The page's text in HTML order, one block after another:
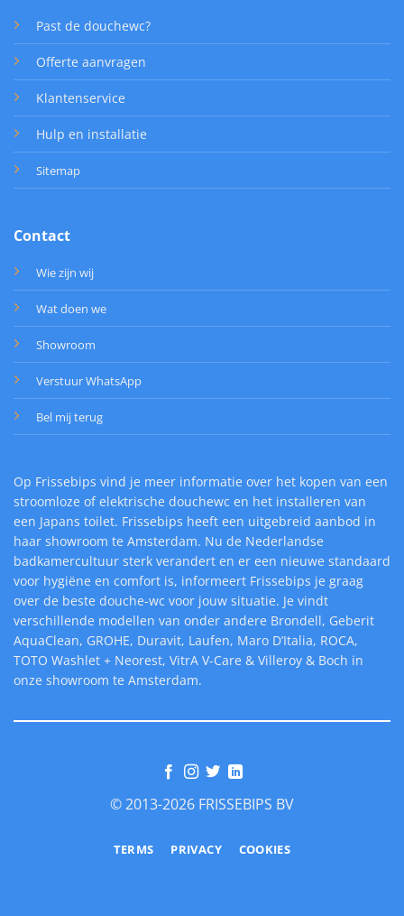
Past de douchewc?
Offerte aanvragen
Klantenservice
Hulp en installatie
Sitemap
Contact
Wie zijn wij
Wat doen we
Showroom
Verstuur WhatsApp
Bel mij terug
Op Frissebips vind je meer informatie over het kopen van een
stroomloze of elektrische douchewc en het installeren van
een Japans toilet. Frissebips heeft een uitgebreid aanbod in
haar showroom te Amsterdam. Nu de Nederlandse
badkamercultuur sterk verandert en er een nieuwe standaard
voor hygiëne en comfort is, informeert Frissebips je graag
over de beste douche-wc voor jouw situatie. Je vindt
verschillende modellen van onder andere Brondell, Geberit
AquaClean, GROHE, Duravit, Laufen, Maro D’Italia, ROCA,
TOTO Washlet + Neorest, VitrA V-Care & Villeroy & Boch in
onze showroom te Amsterdam.
© 2013-2026 FRISSEBIPS BV
TERMS PRIVACY COOKIES